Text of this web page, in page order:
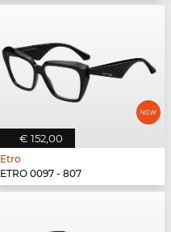
€ 152,00
Etro
ETRO 0097 - 807